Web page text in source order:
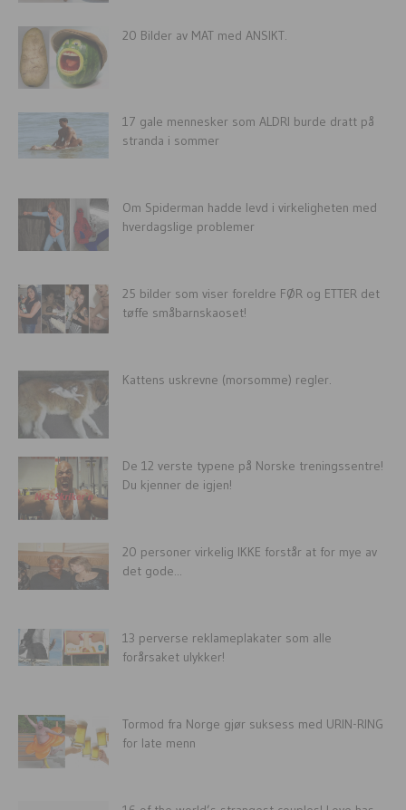
20 Bilder av MAT med ANSIKT.
17 gale mennesker som ALDRI burde dratt på
stranda i sommer
Om Spiderman hadde levd i virkeligheten med
hverdagslige problemer
25 bilder som viser foreldre FØR og ETTER det
tøffe småbarnskaoset!
Kattens uskrevne (morsomme) regler.
De 12 verste typene på Norske treningssentre!
Du kjenner de igjen!
20 personer virkelig IKKE forstår at for mye av
det gode...
13 perverse reklameplakater som alle
forårsaket ulykker!
Tormod fra Norge gjør suksess med URIN-RING
for late menn